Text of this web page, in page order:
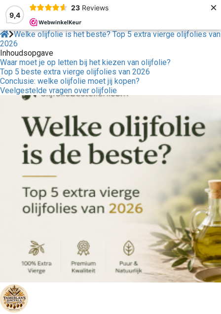
9,4
23 Reviews ×
Welke olijfolie is het beste? Top 5 extra vierge olijfolies van
2026
Inhoudsopgave
Waar moet je op letten bij het kiezen van olijfolie?
Top 5 beste extra vierge olijfolies van 2026
Conclusie: welke olijfolie moet jij kopen?
Veelgestelde vragen over olijfolie